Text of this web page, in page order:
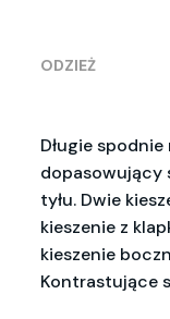
ODZIEŻ
Długie
dopasowujący
tyłu. Dwie
kieszenie z
kieszenie
Kontrastujące